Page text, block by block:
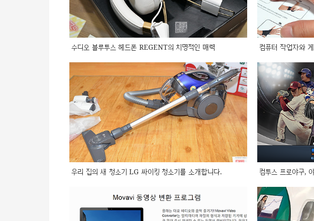
수디오 블루투스 헤드폰 REGENT의 치명적인 매력 컴퓨터 작업자와
우리 집의 새 청소기 LG 싸이킹 청소기를 소개합니다. 컴투스 프로야구,